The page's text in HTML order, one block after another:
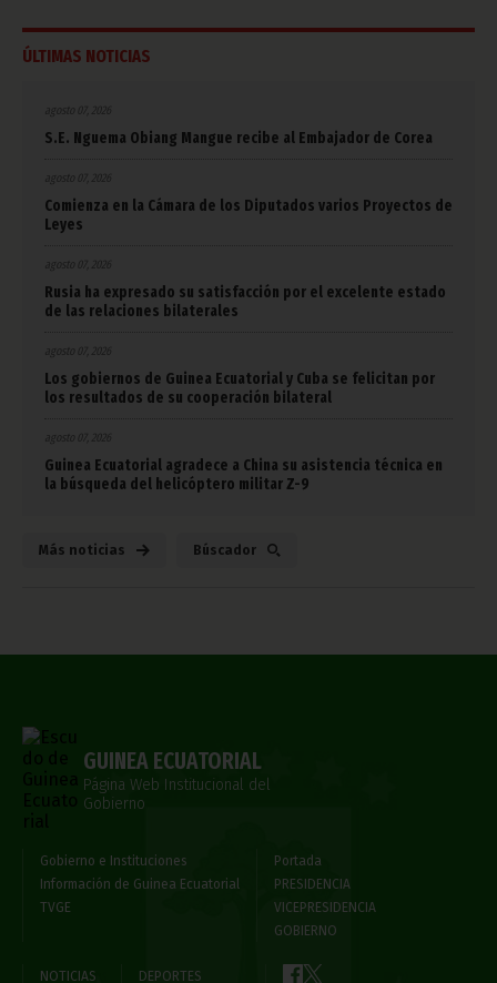
ÚLTIMAS NOTICIAS
agosto 07, 2026
S.E. Nguema Obiang Mangue recibe al Embajador de Corea
agosto 07, 2026
Comienza en la Cámara de los Diputados varios Proyectos de
Leyes
agosto 07, 2026
Rusia ha expresado su satisfacción por el excelente estado
de las relaciones bilaterales
agosto 07, 2026
Los gobiernos de Guinea Ecuatorial y Cuba se felicitan por
los resultados de su cooperación bilateral
agosto 07, 2026
Guinea Ecuatorial agradece a China su asistencia técnica en
la búsqueda del helicóptero militar Z-9
Más noticias Búscador
GUINEA ECUATORIAL
Página Web Institucional del
Gobierno
Gobierno e Instituciones
Información de Guinea Ecuatorial
TVGE
Portada
PRESIDENCIA
VICEPRESIDENCIA
GOBIERNO
NOTICIAS DEPORTES